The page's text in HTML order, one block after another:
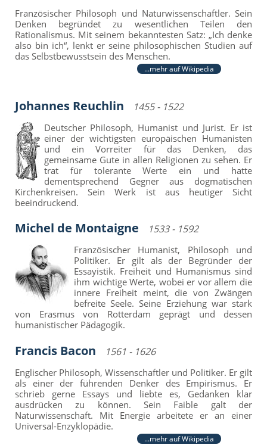
Französischer Philosoph und Naturwissenschaftler. Sein
Denken begründet zu wesentlichen Teilen den
Rationalismus. Mit seinem bekanntesten Satz: „Ich denke
also bin ich“, lenkt er seine philosophischen Studien auf
das Selbstbewusstsein des Menschen.
...mehr auf Wikipedia
Johannes Reuchlin 1455 - 1522
Deutscher Philosoph, Humanist und Jurist. Er ist
einer der wichtigsten europäischen Humanisten
und ein Vorreiter für das Denken, das
gemeinsame Gute in allen Religionen zu sehen. Er
trat für tolerante Werte ein und hatte
dementsprechend Gegner aus dogmatischen
Kirchenkreisen. Sein Werk ist aus heutiger Sicht
beeindruckend.
Michel de Montaigne 1533 - 1592
Französischer Humanist, Philosoph und
Politiker. Er gilt als der Begründer der
Essayistik. Freiheit und Humanismus sind
ihm wichtige Werte, wobei er vor allem die
innere Freiheit meint, die von Zwängen
befreite Seele. Seine Erziehung war stark
von Erasmus von Rotterdam geprägt und dessen
humanistischer Pädagogik.
Francis Bacon 1561 - 1626
Englischer Philosoph, Wissenschaftler und Politiker. Er gilt
als einer der führenden Denker des Empirismus. Er
schrieb gerne Essays und liebte es, Gedanken klar
ausdrücken zu können. Sein Faible galt der
Naturwissenschaft. Mit Energie arbeitete er an einer
Universal-Enzyklopädie.
...mehr auf Wikipedia